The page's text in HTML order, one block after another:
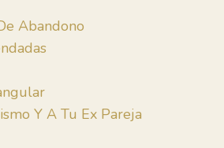
Abandono
Y A Tu Ex Pareja